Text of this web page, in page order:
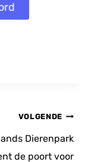
VOLGENDE
Dierenpark
de poort voor